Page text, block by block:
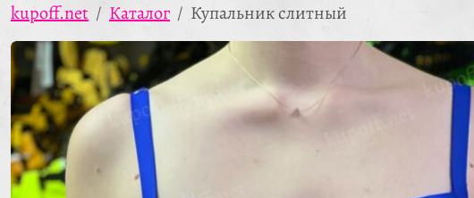
kupoff.net Каталог Купальник слитный